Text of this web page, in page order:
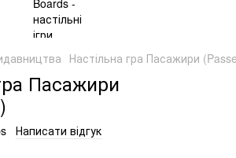
Настільна гра Пасажири
Пасажири
Написати відгук